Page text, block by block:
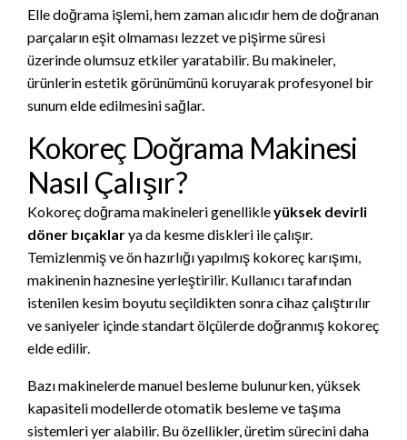
Elle doğrama işlemi, hem zaman alıcıdır hem de doğranan
parçaların eşit olmaması lezzet ve pişirme süresi
üzerinde olumsuz etkiler yaratabilir. Bu makineler,
ürünlerin estetik görünümünü koruyarak profesyonel bir
sunum elde edilmesini sağlar.
Kokoreç Doğrama Makinesi
Nasıl Çalışır?
Kokoreç doğrama makineleri genellikleyüksek devirli
döner bıçaklarya da kesme diskleri ile çalışır.
Temizlenmiş ve ön hazırlığı yapılmış kokoreç karışımı,
makinenin haznesine yerleştirilir. Kullanıcı tarafından
istenilen kesim boyutu seçildikten sonra cihaz çalıştırılır
ve saniyeler içinde standart ölçülerde doğranmış kokoreç
elde edilir.
Bazı makinelerde manuel besleme bulunurken, yüksek
kapasiteli modellerde otomatik besleme ve taşıma
sistemleri yer alabilir. Bu özellikler, üretim sürecini daha